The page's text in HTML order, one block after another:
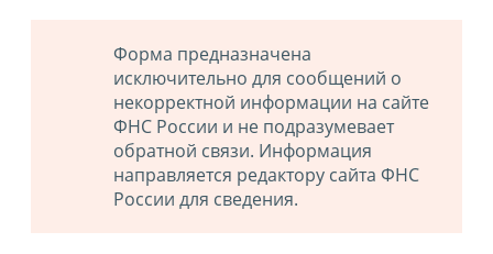
Форма предназначена
исключительно для сообщений о
некорректной информации на сайте
ФНС России и не подразумевает
обратной связи. Информация
направляется редактору сайта ФНС
России для сведения.